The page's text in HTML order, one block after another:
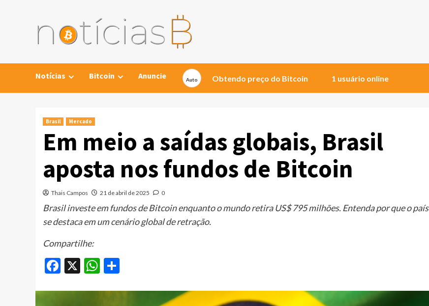
Notícias Bitcoin Anuncie Obtendo preço do Bitcoin 1 usuário online
Brasil Mercado
Em meio a saídas globais, Brasil
aposta nos fundos de Bitcoin
Thais Campos 21 de abril de 2025 0
Brasil investe em fundos de Bitcoin enquanto o mundo retira US$ 795 milhões. Entenda por que o país
se destaca em um cenário global de retração.
Compartilhe:
Facebook
X WhatsApp